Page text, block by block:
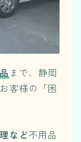
まで、静岡
客様の「困
など不用品